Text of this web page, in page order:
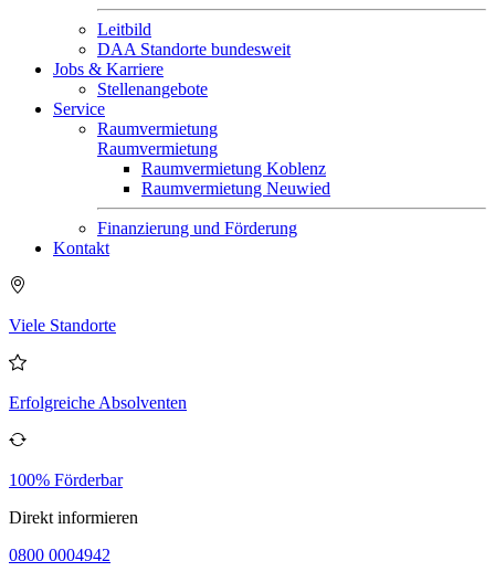
Leitbild
DAA Standorte bundesweit
Jobs & Karriere
Stellenangebote
Service
Raumvermietung
Raumvermietung
Raumvermietung Koblenz
Raumvermietung Neuwied
Finanzierung und Förderung
Kontakt
Viele Standorte
Erfolgreiche Absolventen
100% Förderbar
Direkt informieren
0800 0004942